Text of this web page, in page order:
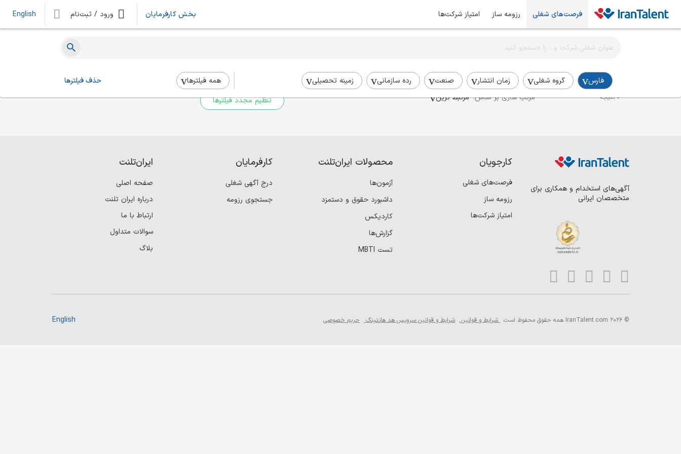
فرصت‌های شغلی رزومه ساز امتیاز شرکت‌ها بخش کارفرمایان ورود / ثبت‌نام English
فارس گروه شغلی زمان انتشار صنعت رده سازمانی زمینه تحصیلی همه فیلتر‌ها حذف فیلترها
اطلاع‌رسانی شغلی را برای این جستجو فعال کنید
استخدام دستیار منابع انسانی در فارس
0 نتیجه مرتب سازی بر اساس: مرتبط ترین
برای جستجوی جامع‌تر از فیلترهای بالا استفاده کنید.
تنظیم مجدد فیلترها
آگهی‌های استخدام و همکاری برای
متخصصان ایرانی
کارجویان
فرصت‌های شغلی
رزومه ساز
امتیاز شرکت‌ها
محصولات ایران‌تلنت
آزمون‌ها
داشبورد حقوق و دستمزد
کاردیکس
گزارش‌ها
تست MBTI
کارفرمایان
درج آگهی شغلی
جستجوی رزومه
ایران‌تلنت
صفحه اصلی
درباره ایران تلنت
ارتباط با ما
سوالات متداول
بلاگ
© 2026 IranTalent.com همه حقوق محفوظ است. شرایط و قوانین شرایط و قوانین سرویس هد هانتینگ حریم خصوصی English